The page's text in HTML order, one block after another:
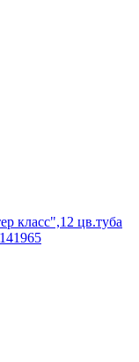
класс",12 цв.туба